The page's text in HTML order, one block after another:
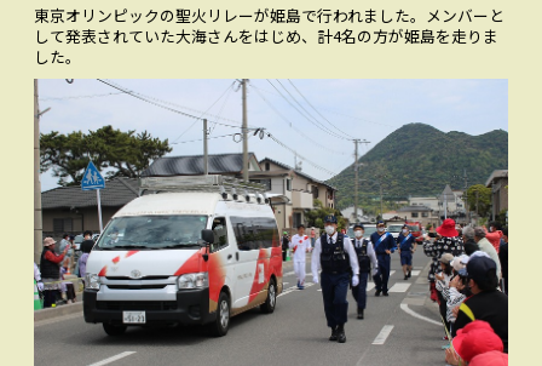
アクセス
東京オリンピックの聖火リレーが姫島で行われました。メンバーと
して発表されていた大海さんをはじめ、計4名の方が姫島を走りま
した。